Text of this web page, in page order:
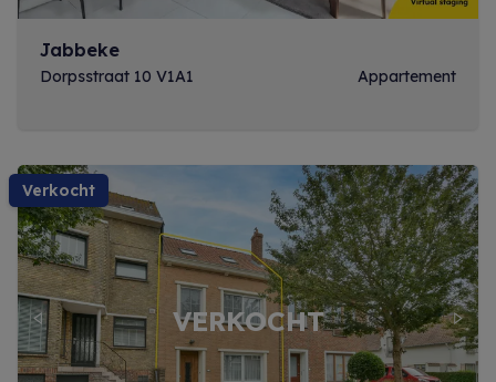
Jabbeke
Dorpsstraat 10 V1A1 Appartement
verkocht
Previous Next